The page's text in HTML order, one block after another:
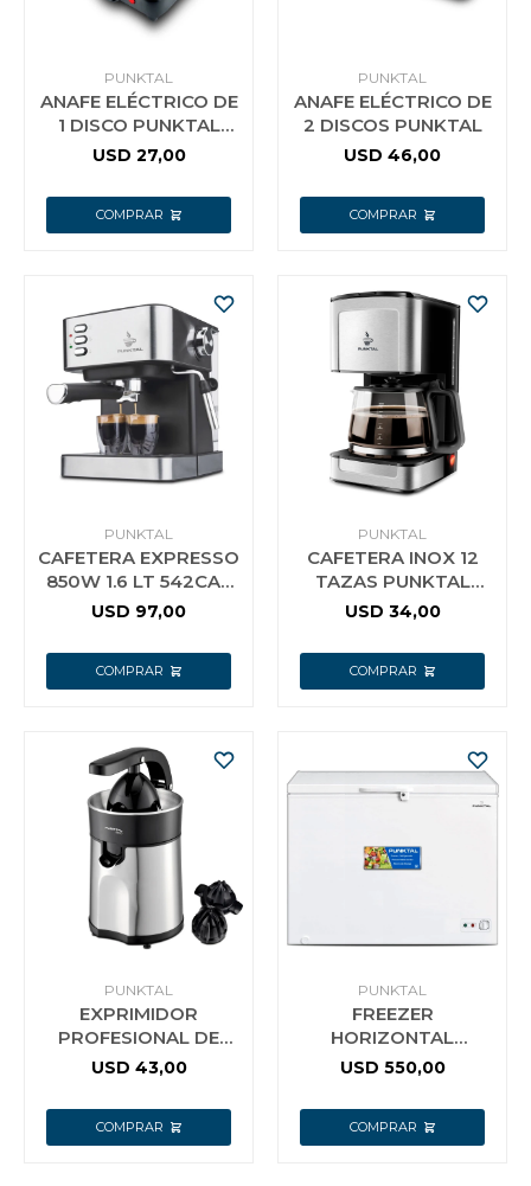
PUNKTAL
ANAFE ELÉCTRICO DE
1 DISCO PUNKTAL
1500W
USD 27,00
PUNKTAL
ANAFE ELÉCTRICO DE
2 DISCOS PUNKTAL
USD 46,00
PUNKTAL
CAFETERA EXPRESSO
850W 1.6 LT 542CAF
PUNKTAL F
USD 97,00
PUNKTAL
CAFETERA INOX 12
TAZAS PUNKTAL
255CAF
USD 34,00
PUNKTAL
EXPRIMIDOR
PROFESIONAL DE
JUGOS 100W
USD 43,00
PUNKTAL
FREEZER
HORIZONTAL
PUNTKAL 418 LT 2
USD 550,00